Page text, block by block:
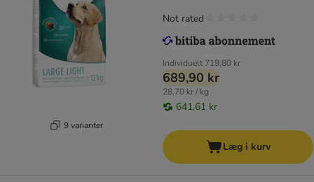
9 varianter
Individuelt 719,80 kr
689,90 kr
28,70 kr / kg
641,61 kr
Not rated
Læg i kurv